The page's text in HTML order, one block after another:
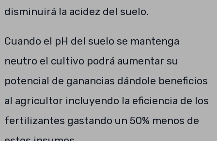
disminuirá la acidez del suelo.
Cuando el pH del suelo se mantenga
neutro el cultivo podrá aumentar su
potencial de ganancias dándole beneficios
al agricultor incluyendo la eficiencia de los
fertilizantes gastando un 50% menos de